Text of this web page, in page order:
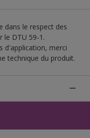
dans le respect des
le DTU 59-1.
d'application, merci
technique du produit.